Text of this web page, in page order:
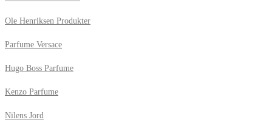
Ole Henriksen Produkter
Parfume Versace
Hugo Boss Parfume
Kenzo Parfume
Nilens Jord